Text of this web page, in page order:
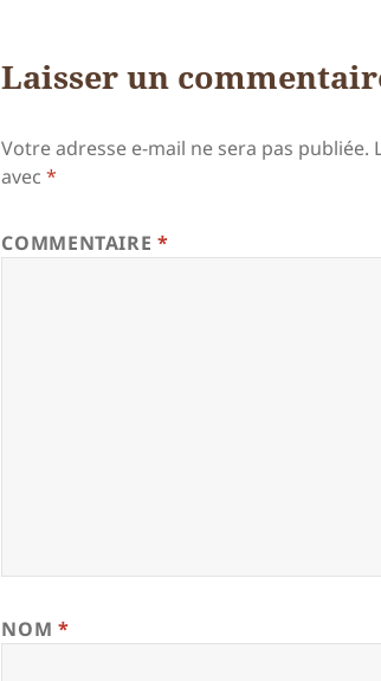
Laisser un
Votre adresse e-mail ne sera pas publiée.
avec*
COMMENTAIRE*
NOM *